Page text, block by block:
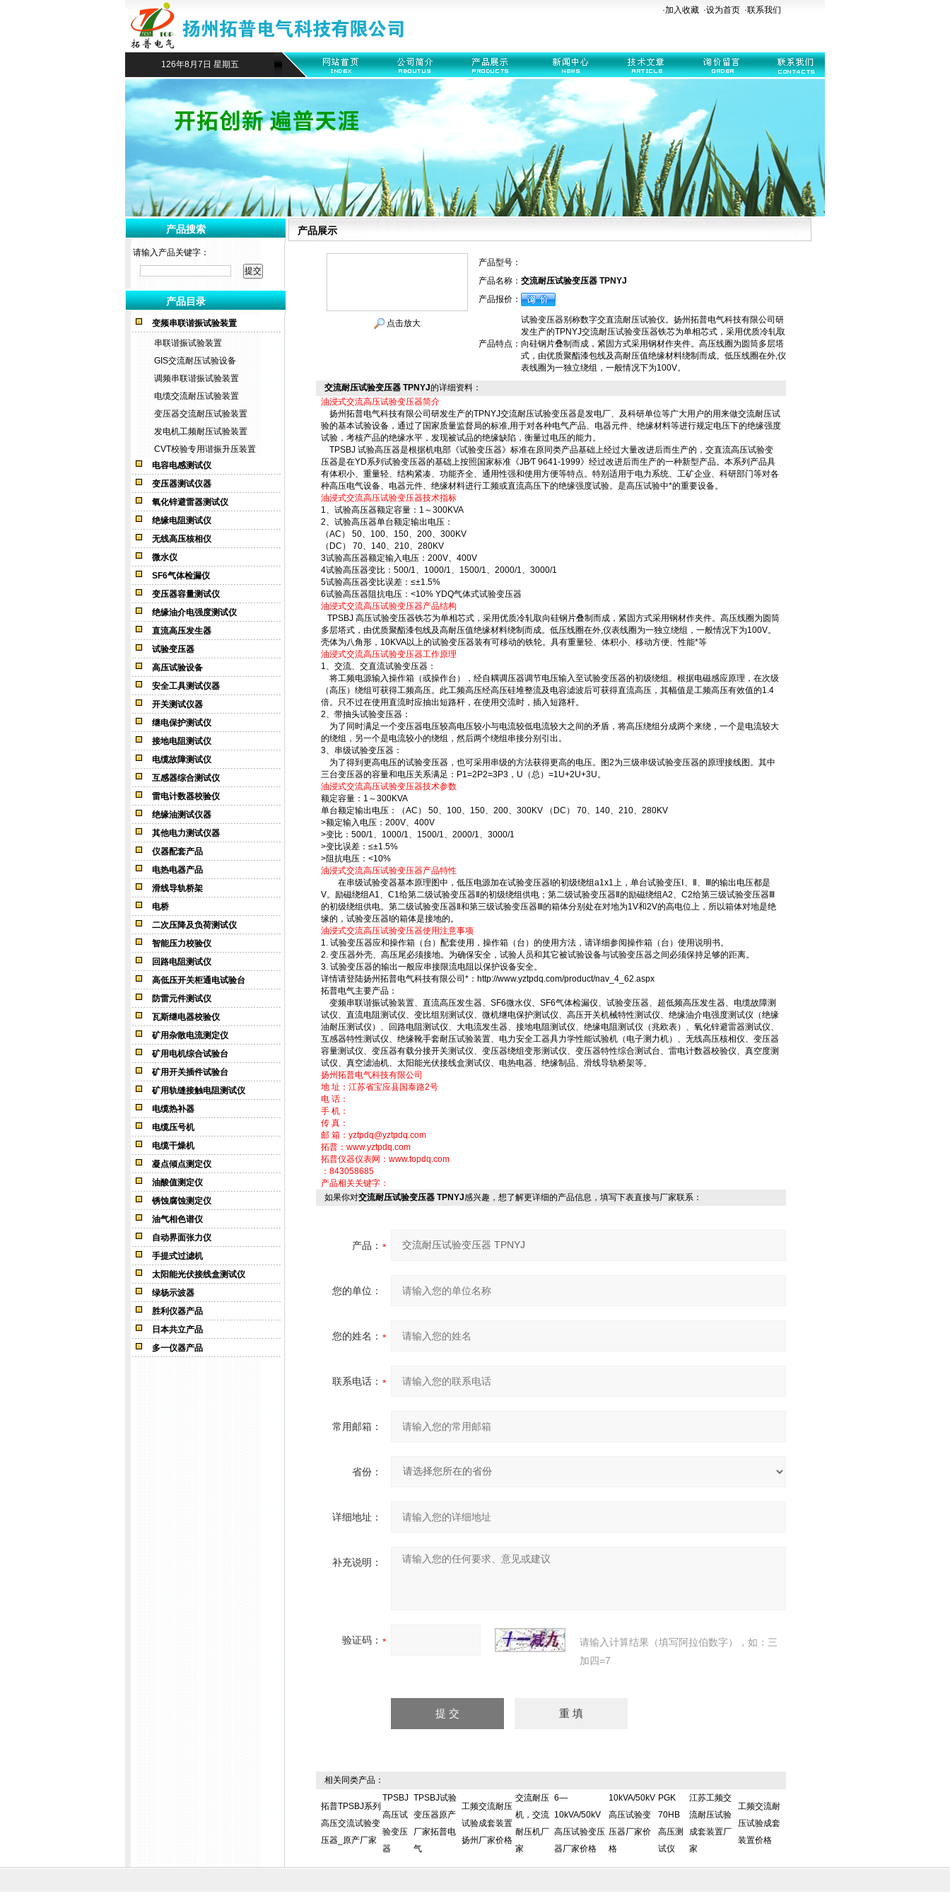
·加入收藏 ·设为首页 ·联系我们
126年8月7日 星期五
产品搜索
请输入产品关键字：
产品目录
变频串联谐振试验装置
串联谐振试验装置
GIS交流耐压试验设备
调频串联谐振试验装置
电缆交流耐压试验装置
变压器交流耐压试验装置
发电机工频耐压试验装置
CVT校验专用谐振升压装置
电容电感测试仪
变压器测试仪器
氧化锌避雷器测试仪
绝缘电阻测试仪
无线高压核相仪
微水仪
SF6气体检漏仪
变压器容量测试仪
绝缘油介电强度测试仪
直流高压发生器
试验变压器
高压试验设备
安全工具测试仪器
开关测试仪器
继电保护测试仪
接地电阻测试仪
电缆故障测试仪
互感器综合测试仪
雷电计数器校验仪
绝缘油测试仪器
其他电力测试仪器
仪器配套产品
电热电器产品
滑线导轨桥架
电桥
二次压降及负荷测试仪
智能压力校验仪
回路电阻测试仪
高低压开关柜通电试验台
防雷元件测试仪
瓦斯继电器校验仪
矿用杂散电流测定仪
矿用电机综合试验台
矿用开关插件试验台
矿用轨缝接触电阻测试仪
电缆热补器
电缆压号机
电缆干燥机
凝点倾点测定仪
油酸值测定仪
锈蚀腐蚀测定仪
油气相色谱仪
自动界面张力仪
手提式过滤机
太阳能光伏接线盒测试仪
绿杨示波器
胜利仪器产品
日本共立产品
多一仪器产品
产品展示
点击放大
产品型号：
产品名称： 交流耐压试验变压器 TPNYJ
产品报价：
产品特点：
试验变压器别称数字交直流耐压试验仪。扬州拓普电气科技有限公司研
发生产的TPNYJ交流耐压试验变压器铁芯为单相芯式，采用优质冷轧取
向硅钢片叠制而成，紧固方式采用钢材作夹件。高压线圈为圆筒多层塔
式，由优质聚酯漆包线及高耐压值绝缘材料绕制而成。低压线圈在外,仪
表线圈为一独立绕组，一般情况下为100V。
交流耐压试验变压器 TPNYJ的详细资料：
油浸式交流高压试验变压器简介
扬州拓普电气科技有限公司研发生产的TPNYJ交流耐压试验变压器是发电厂、及科研单位等广大用户的用来做交流耐压试
验的基本试验设备，通过了国家质量监督局的标准,用于对各种电气产品、电器元件、绝缘材料等进行规定电压下的绝缘强度
试验，考核产品的绝缘水平，发现被试品的绝缘缺陷，衡量过电压的能力。
TPSBJ 试验高压器是根据机电部《试验变压器》标准在原同类产品基础上经过大量改进后而生产的，交直流高压试验变
压器是在YD系列试验变压器的基础上按照国家标准《JB∕T 9641-1999》经过改进后而生产的一种新型产品。本系列产品具
有体积小、重量轻、结构紧凑、功能齐全、通用性强和使用方便等特点。特别适用于电力系统、工矿企业、科研部门等对各
种高压电气设备、电器元件、绝缘材料进行工频或直流高压下的绝缘强度试验。是高压试验中*的重要设备。
油浸式交流高压试验变压器技术指标
1、试验高压器额定容量：1～300KVA
2、试验高压器单台额定输出电压：
（AC） 50、100、150、200、300KV
（DC） 70、140、210、280KV
3试验高压器额定输入电压：200V、400V
4试验高压器变比：500/1、1000/1、1500/1、2000/1、3000/1
5试验高压器变比误差：≤±1.5%
6试验高压器阻抗电压：<10% YDQ气体式试验变压器
油浸式交流高压试验变压器产品结构
TPSBJ 高压试验变压器铁芯为单相芯式，采用优质冷轧取向硅钢片叠制而成，紧固方式采用钢材作夹件。高压线圈为圆筒
多层塔式，由优质聚酯漆包线及高耐压值绝缘材料绕制而成。低压线圈在外,仪表线圈为一独立绕组，一般情况下为100V。
壳体为八角形，10KVA以上的试验变压器装有可移动的铁轮。具有重量轻、体积小、移动方便、性能*等
油浸式交流高压试验变压器工作原理
1、交流、交直流试验变压器：
将工频电源输入操作箱（或操作台），经自耦调压器调节电压输入至试验变压器的初级绕组。根据电磁感应原理，在次级
（高压）绕组可获得工频高压。此工频高压经高压硅堆整流及电容滤波后可获得直流高压，其幅值是工频高压有效值的1.4
倍。只不过在使用直流时应抽出短路杆，在使用交流时，插入短路杆。
2、带抽头试验变压器：
为了同时满足一个变压器电压较高电压较小与电流较低电流较大之间的矛盾，将高压绕组分成两个来绕，一个是电流较大
的绕组，另一个是电流较小的绕组，然后两个绕组串接分别引出。
3、串级试验变压器：
为了得到更高电压的试验变压器，也可采用串级的方法获得更高的电压。图2为三级串级试验变压器的原理接线图。其中
三台变压器的容量和电压关系满足：P1=2P2=3P3，U（总）=1U+2U+3U。
油浸式交流高压试验变压器技术参数
额定容量：1～300KVA
单台额定输出电压：（AC） 50、100、150、200、300KV （DC） 70、140、210、280KV
>额定输入电压：200V、400V
>变比：500/1、1000/1、1500/1、2000/1、3000/1
>变比误差：≤±1.5%
>阻抗电压：<10%
油浸式交流高压试验变压器产品特性
在串级试验变器基本原理图中，低压电源加在试验变压器I的初级绕组a1x1上，单台试验变压Ⅰ、Ⅱ、Ⅲ的输出电压都是
V。励磁绕组A1、C1给第二级试验变压器Ⅱ的初级绕组供电；第二级试验变压器Ⅱ的励磁绕组A2、C2给第三级试验变压器Ⅲ
的初级绕组供电。第二级试验变压器Ⅱ和第三级试验变压器Ⅲ的箱体分别处在对地为1V和2V的高电位上，所以箱体对地是绝
缘的，试验变压器I的箱体是接地的。
油浸式交流高压试验变压器使用注意事项
1. 试验变压器应和操作箱（台）配套使用，操作箱（台）的使用方法，请详细参阅操作箱（台）使用说明书。
2. 变压器外壳、高压尾必须接地。为确保安全，试验人员和其它被试验设备与试验变压器之间必须保持足够的距离。
3. 试验变压器的输出一般应串接限流电阻以保护设备安全。
详情请登陆扬州拓普电气科技有限公司*：http://www.yztpdq.com/product/nav_4_62.aspx
拓普电气主要产品：
变频串联谐振试验装置、直流高压发生器、SF6微水仪、SF6气体检漏仪、试验变压器、超低频高压发生器、电缆故障测
试仪、直流电阻测试仪、变比组别测试仪、微机继电保护测试仪、高压开关机械特性测试仪、绝缘油介电强度测试仪（绝缘
油耐压测试仪）、回路电阻测试仪、大电流发生器、接地电阻测试仪、绝缘电阻测试仪（兆欧表）、氧化锌避雷器测试仪、
互感器特性测试仪、绝缘靴手套耐压试验装置、电力安全工器具力学性能试验机（电子测力机）、无线高压核相仪、变压器
容量测试仪、变压器有载分接开关测试仪、变压器绕组变形测试仪、变压器特性综合测试台、雷电计数器校验仪、真空度测
试仪、真空滤油机、太阳能光伏接线盒测试仪、电热电器、绝缘制品、滑线导轨桥架等。
扬州拓普电气科技有限公司
地 址：江苏省宝应县国泰路2号
电 话：
手 机：
传 真：
邮 箱： yztpdq@yztpdq.com
拓普： www.yztpdq.com
拓普仪器仪表网： www.topdq.com
：843058685
产品相关关键字：
如果你对交流耐压试验变压器 TPNYJ感兴趣，想了解更详细的产品信息，填写下表直接与厂家联系：
产品：
您的单位：
您的姓名：
联系电话：
常用邮箱：
省份：
详细地址：
补充说明：
验证码：
请输入计算结果（填写阿拉伯数字），如：三
加四=7
相关同类产品：
拓普TPSBJ系列
高压交流试验变
压器_原产厂家
TPSBJ
高压试
验变压
器
TPSBJ试验
变压器原产
厂家拓普电
气
工频交流耐压
试验成套装置
扬州厂家价格
交流耐压
机，交流
耐压机厂
家
6—
10kVA/50kV
高压试验变压
器厂家价格
10kVA/50kV
高压试验变
压器厂家价
格
PGK
70HB
高压测
试仪
江苏工频交
流耐压试验
成套装置厂
家
工频交流耐
压试验成套
装置价格